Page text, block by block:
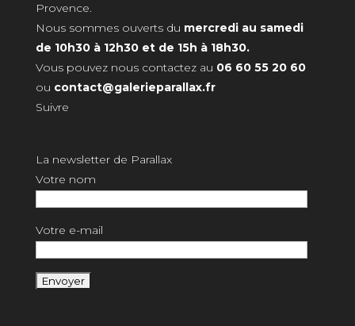
Provence.
Nous sommes ouverts du mercredi au samedi
de 10h30 à 12h30 et de 15h à 18h30.
Vous pouvez nous contactez au 06 60 55 20 60
ou contact@galerieparallax.fr
Suivre
La newsletter de Parallax
Votre nom
Votre e-mail